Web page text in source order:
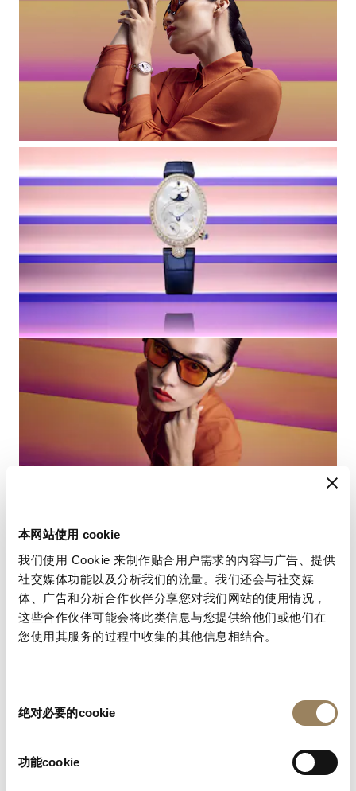
本网站使用 cookie
我们使用 Cookie 来制作贴合用户需求的内容与广告、提供
社交媒体功能以及分析我们的流量。我们还会与社交媒
体、广告和分析合作伙伴分享您对我们网站的使用情况，
这些合作伙伴可能会将此类信息与您提供给他们或他们在
您使用其服务的过程中收集的其他信息相结合。
绝对必要的cookie
功能cookie
NOUVEAUTÉ